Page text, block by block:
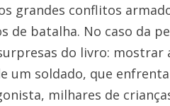
grandes conflitos
de batalha. No caso da
do livro: mostrar
um soldado, que
milhares de